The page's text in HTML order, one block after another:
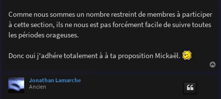
Comme nous sommes un nombre restreint de membres à participer
à cette section, ils ne nous est pas forcément facile de suivre toutes
les périodes orageuses.
Donc oui j'adhére totalement à à ta proposition Mickaël.
Jonathan Lamarche
Ancien